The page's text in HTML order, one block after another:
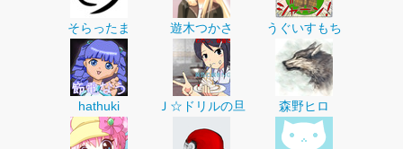
そらったま 遊木つかさ うぐいすもち
hathuki Ｊ☆ドリルの旦 森野ヒロ